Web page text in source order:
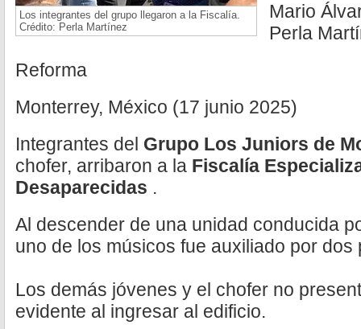
Los integrantes del grupo llegaron a la Fiscalía.
Crédito: Perla Martínez
Mario
Perla
Reforma
Monterrey, México (17 junio 2025)
Integrantes del Grupo Los Juniors de
chofer, arribaron a la Fiscalía
Desaparecidas .
Al descender de una unidad conducida
uno de los músicos fue auxiliado por
Los demás jóvenes y el chofer no
evidente al ingresar al edificio.